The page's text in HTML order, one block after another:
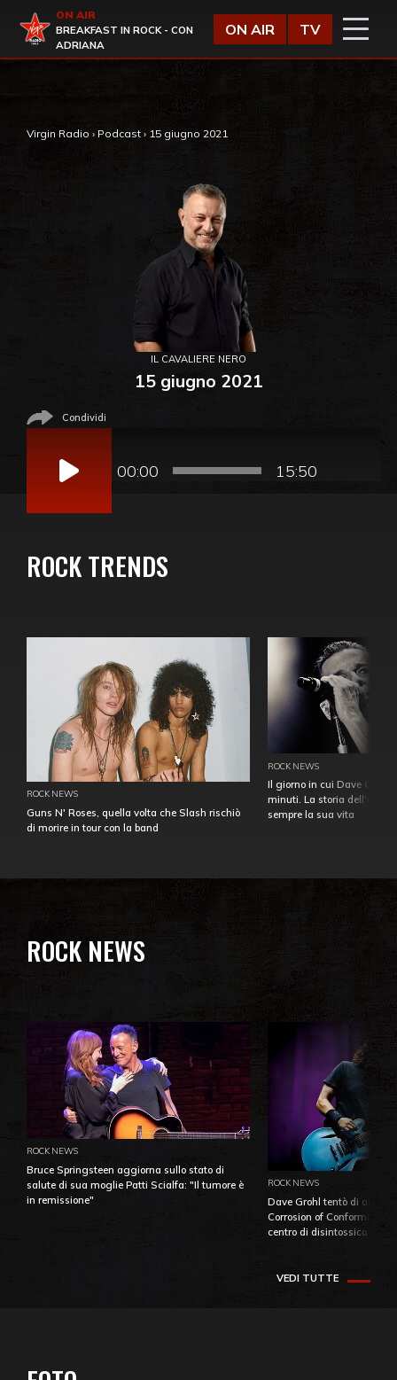
Virgin Radio
ON AIR
BREAKFAST IN ROCK - CON
ADRIANA
ON AIR TV
Virgin Radio › Podcast › 15 giugno 2021
IL CAVALIERE NERO
15 giugno 2021
Condividi
00:00 15:50
ROCK TRENDS
ROCK NEWS
Guns N' Roses, quella volta che Slash rischiò
di morire in tour con la band
ROCK NEWS
Il giorno in cui Dave
minuti. La storia
sempre la sua vita
ROCK NEWS
ROCK NEWS
Bruce Springsteen aggiorna sullo stato di
salute di sua moglie Patti Scialfa: "Il tumore è
in remissione"
ROCK NEWS
Dave Grohl tentò di
Corrosion of Conformity
centro di
VEDI TUTTE